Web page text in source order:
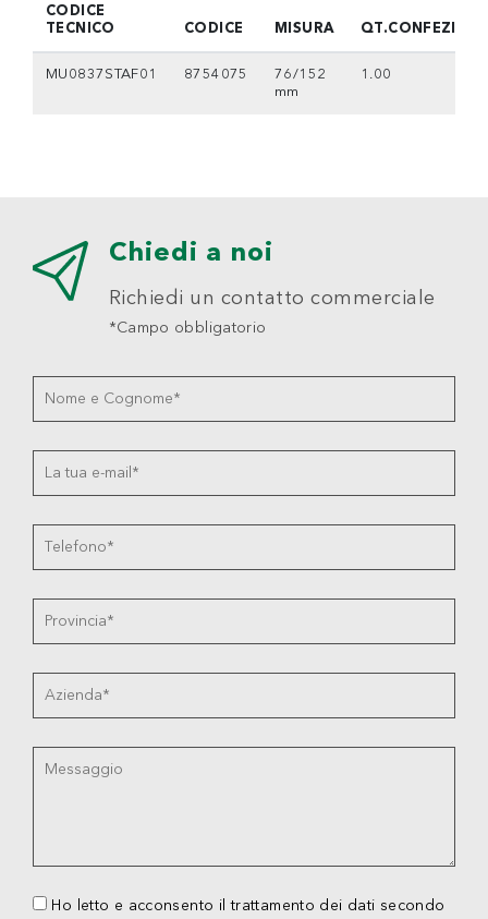
CODICE
TECNICO
CODICE MISURA
MU0837STAF01 8754075
76/152
mm
1.00
Chiedi a noi
Richiedi un contatto commerciale
*Campo obbligatorio
Ho letto e acconsento il trattamento dei dati secondo